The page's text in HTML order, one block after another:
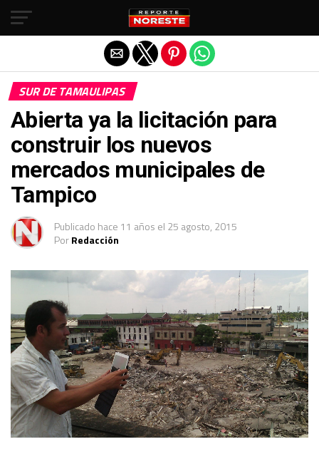
SUR DE TAMAULIPAS
Abierta ya la licitación para
construir los nuevos
mercados municipales de
Tampico
Publicado hace 11 años el 25 agosto, 2015
PorRedacción
Salir de la versión móvil